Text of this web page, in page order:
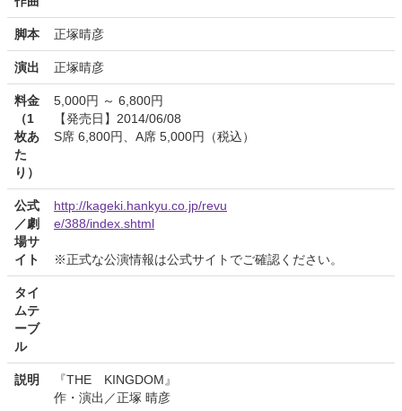
脚本 正塚晴彦
演出 正塚晴彦
料金
（1
枚あ
た
り）
5,000円 ～ 6,800円
【発売日】2014/06/08
S席 6,800円、A席 5,000円（税込）
公式
／劇
場サ
イト
http://kageki.hankyu.co.jp/revu
e/388/index.shtml
※正式な公演情報は公式サイトでご確認ください。
タイ
ムテ
ーブ
ル
説明
『THE KINGDOM』
作・演出／正塚 晴彦